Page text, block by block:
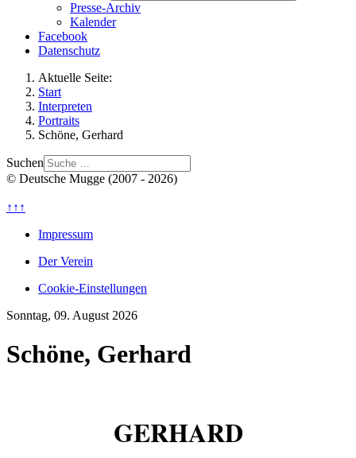
Presse-Archiv
Kalender
Facebook
Datenschutz
Aktuelle Seite:
Start
Interpreten
Portraits
Schöne, Gerhard
Suchen
© Deutsche Mugge (2007 - 2026)
↑↑↑
Impressum
Der Verein
Cookie-Einstellungen
Sonntag, 09. August 2026
Schöne, Gerhard
GERHARD